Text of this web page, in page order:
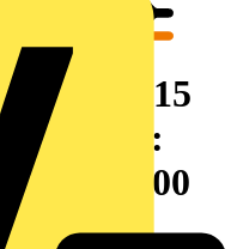
Breite: 15
Zeichen:
-40...100